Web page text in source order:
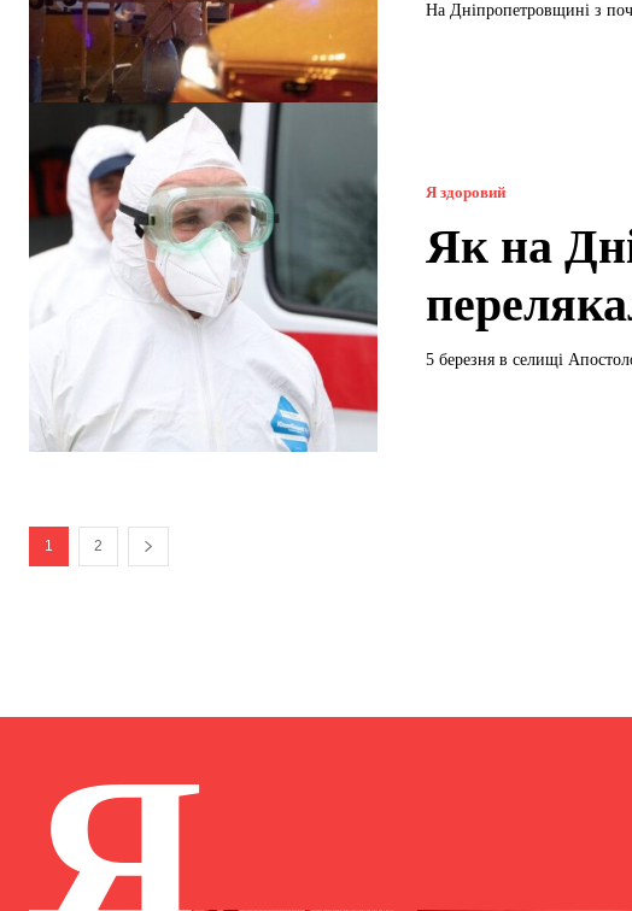
На Дніпропетровщині з
Я здоровий
Як на
5 березня в селищі
1 2